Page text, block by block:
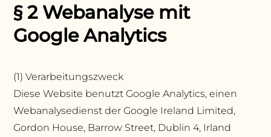
§ 2 Webanalyse mit
Google Analytics
(1) Verarbeitungszweck
Diese Website benutzt Google Analytics, einen
Webanalysedienst der Google Ireland Limited,
Gordon House, Barrow Street, Dublin 4, Irland